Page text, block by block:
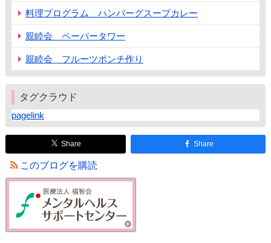
料理プログラム ハンバーグスープカレー
親睦会 ペーパータワー
親睦会 フルーツポンチ作り
タグクラウド
pagelink
Share Share
このブログを購読